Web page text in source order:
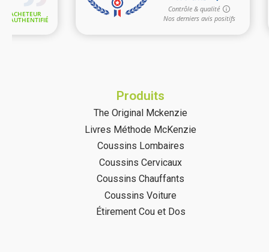
Produits
The Original Mckenzie
Livres Méthode McKenzie
Coussins Lombaires
Coussins Cervicaux
Coussins Chauffants
Coussins Voiture
Étirement Cou et Dos